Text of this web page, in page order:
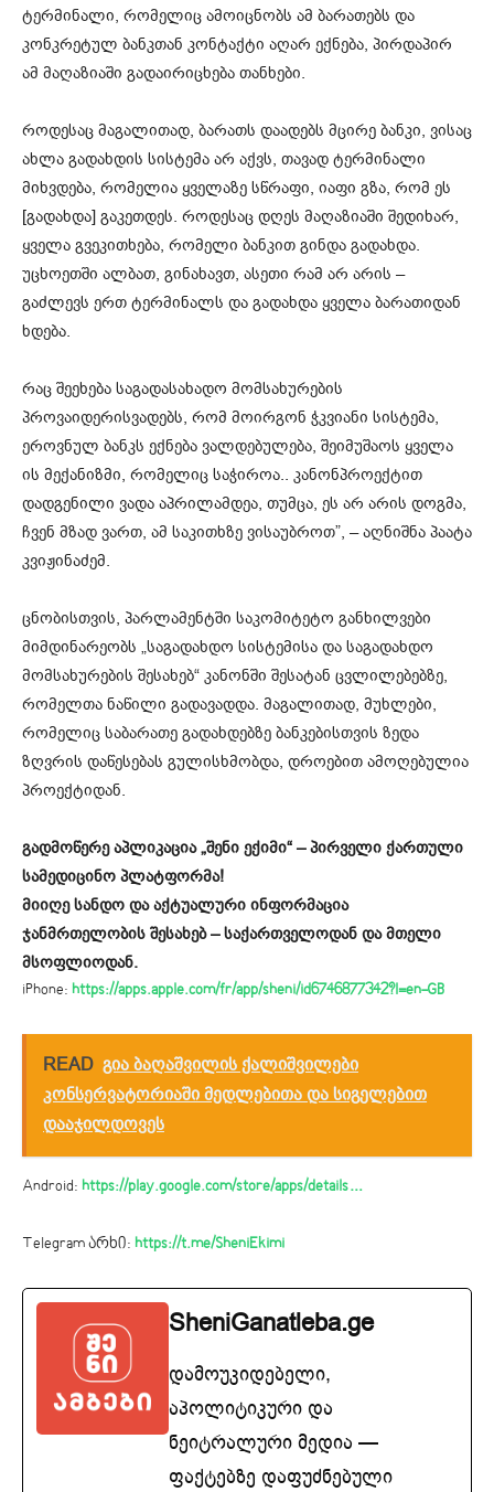
ტერმინალი, რომელიც ამოიცნობს ამ ბარათებს და
კონკრეტულ ბანკთან კონტაქტი აღარ ექნება, პირდაპირ
ამ მაღაზიაში გადაირიცხება თანხები.
როდესაც მაგალითად, ბარათს დაადებს მცირე ბანკი, ვისაც
ახლა გადახდის სისტემა არ აქვს, თავად ტერმინალი
მიხვდება, რომელია ყველაზე სწრაფი, იაფი გზა, რომ ეს
[გადახდა] გაკეთდეს. როდესაც დღეს მაღაზიაში შედიხარ,
ყველა გვეკითხება, რომელი ბანკით გინდა გადახდა.
უცხოეთში ალბათ, გინახავთ, ასეთი რამ არ არის –
გაძლევს ერთ ტერმინალს და გადახდა ყველა ბარათიდან
ხდება.
რაც შეეხება საგადასახადო მომსახურების
პროვაიდერისვადებს, რომ მოირგონ ჭკვიანი სისტემა,
ეროვნულ ბანკს ექნება ვალდებულება, შეიმუშაოს ყველა
ის მექანიზმი, რომელიც საჭიროა.. კანონპროექტით
დადგენილი ვადა აპრილამდეა, თუმცა, ეს არ არის დოგმა,
ჩვენ მზად ვართ, ამ საკითხზე ვისაუბროთ”, – აღნიშნა პაატა
კვიჟინაძემ.
ცნობისთვის, პარლამენტში საკომიტეტო განხილვები
მიმდინარეობს „საგადახდო სისტემისა და საგადახდო
მომსახურების შესახებ“ კანონში შესატან ცვლილებებზე,
რომელთა ნაწილი გადავადდა. მაგალითად, მუხლები,
რომელიც საბარათე გადახდებზე ბანკებისთვის ზედა
ზღვრის დაწესებას გულისხმობდა, დროებით ამოღებულია
პროექტიდან.
გადმოწერე აპლიკაცია „შენი ექიმი“ – პირველი ქართული
სამედიცინო პლატფორმა!
მიიღე სანდო და აქტუალური ინფორმაცია
ჯანმრთელობის შესახებ – საქართველოდან და მთელი
მსოფლიოდან.
iPhone: https://apps.apple.com/fr/app/sheni/id6746877342?l=en-GB
READ გია ბაღაშვილის ქალიშვილები
კონსერვატორიაში მედლებითა და სიგელებით
დააჯილდოვეს
Android: https://play.google.com/store/apps/details…
Telegram არხი: https://t.me/SheniEkimi
SheniGanatleba.ge
დამოუკიდებელი,
აპოლიტიკური და
ნეიტრალური მედია —
ფაქტებზე დაფუძნებული